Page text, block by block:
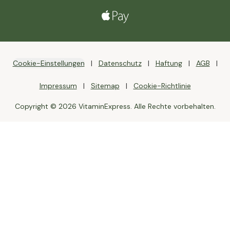
Cookie-Einstellungen Datenschutz Haftung AGB
Impressum Sitemap Cookie-Richtlinie
Copyright © 2026 VitaminExpress. Alle Rechte vorbehalten.